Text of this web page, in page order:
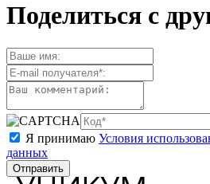
Поделиться с
Я принимаю Условия
данных